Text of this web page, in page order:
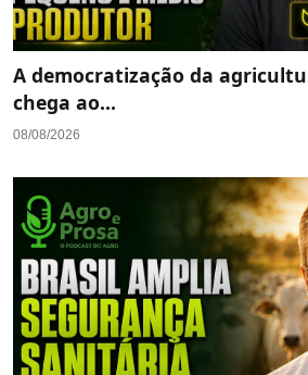
A democratização da
chega ao...
08/08/2026